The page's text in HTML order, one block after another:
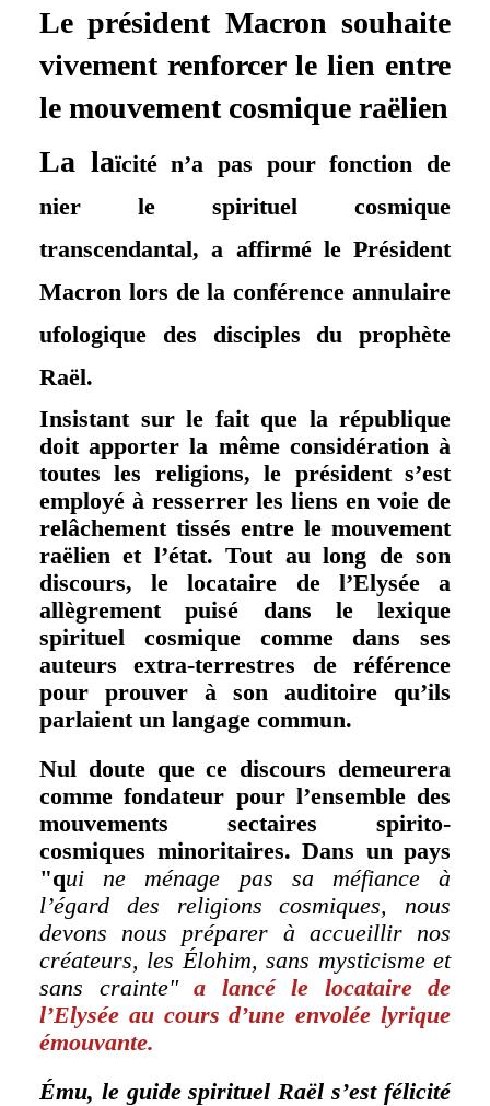
Le président Macron souhaite
vivement renforcer le lien entre
le mouvement cosmique raëlien
La laïcité n’a pas pour fonction de
nier le spirituel cosmique
transcendantal, a affirmé le Président
Macron lors de la conférence annulaire
ufologique des disciples du prophète
Raël.
Insistant sur le fait que la république
doit apporter la même considération à
toutes les religions, le président s’est
employé à resserrer les liens en voie de
relâchement tissés entre le mouvement
raëlien et l’état. Tout au long de son
discours, le locataire de l’Elysée a
allègrement puisé dans le lexique
spirituel cosmique comme dans ses
auteurs extra-terrestres de référence
pour prouver à son auditoire qu’ils
parlaient un langage commun.
Nul doute que ce discours demeurera
comme fondateur pour l’ensemble des
mouvements sectaires spirito-
cosmiques minoritaires. Dans un pays
"qui ne ménage pas sa méfiance à
l’égard des religions cosmiques, nous
devons nous préparer à accueillir nos
créateurs, les Élohim, sans mysticisme et
sans crainte"a lancé le locataire de
l’Elysée au cours d’une envolée lyrique
émouvante.
Ému, le guide spirituel Raël s’est félicité